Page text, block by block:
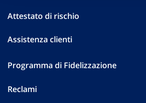
Attestato di rischio
Assistenza clienti
Programma di Fidelizzazione
Reclami